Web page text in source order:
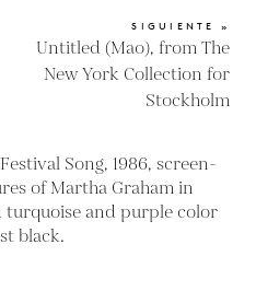
SIGUIENTE »
Untitled (Mao), from The
New York Collection for
Stockholm